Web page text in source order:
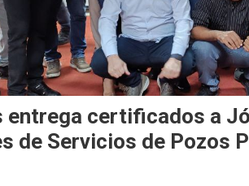
entrega certificados a
de Servicios de Pozos